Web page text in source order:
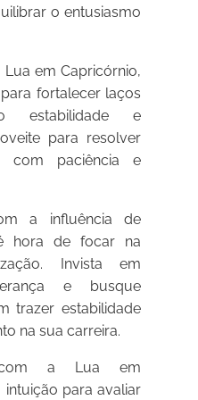
o entusiasmo
Lua em Capricórnio,
fortalecer laços
estabilidade e
para resolver
com paciência e
a influência de
hora de focar na
Invista em
e busque
trazer estabilidade
na sua carreira.
a Lua em
intuição para avaliar